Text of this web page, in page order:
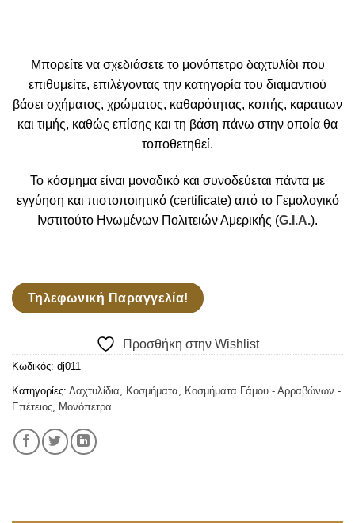
Μπορείτε να σχεδιάσετε το μονόπετρο δαχτυλίδι που
επιθυμείτε, επιλέγοντας την κατηγορία του διαμαντιού
βάσει σχήματος, χρώματος, καθαρότητας, κοπής, καρατιων
και τιμής, καθώς επίσης και τη βάση πάνω στην οποία θα
τοποθετηθεί.
To κόσμημα είναι μοναδικό και συνοδεύεται πάντα με
εγγύηση και πιστοποιητικό (certificate) από το Γεμολογικό
Ινστιτούτο Ηνωμένων Πολιτειών Αμερικής (G.I.A.).
Τηλεφωνική Παραγγελία!
Προσθήκη στην Wishlist
Κωδικός: dj011
Κατηγορίες: Δαχτυλίδια Κοσμήματα
Κοσμήματα Γάμου - Αρραβώνων -
Επέτειος Μονόπετρα